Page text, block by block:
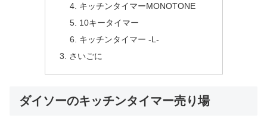
キッチンタイマーMONOTONE
10キータイマー
キッチンタイマー -L-
さいごに
ダイソーのキッチンタイマー売り場